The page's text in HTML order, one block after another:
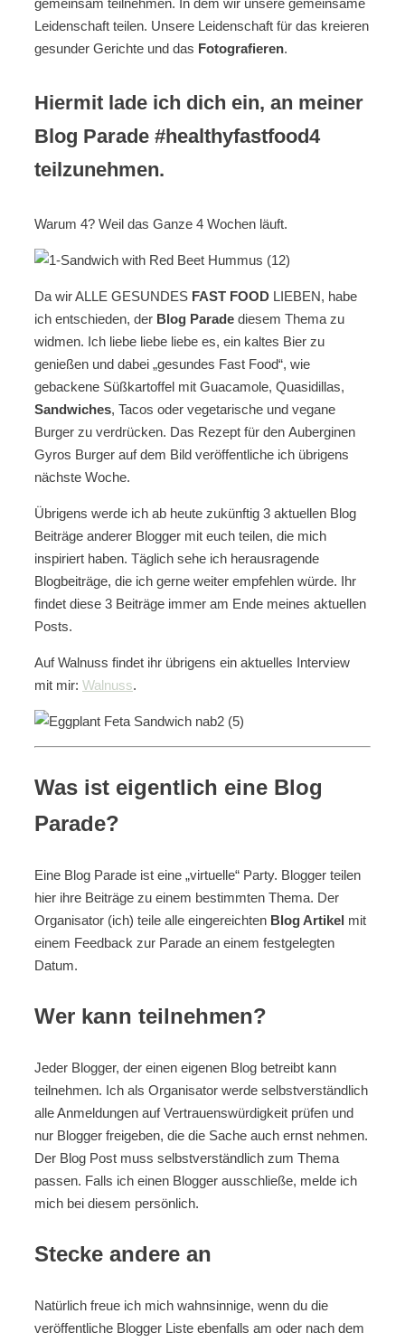
Leidenschaft teilen. Unsere Leidenschaft für das kreieren
gesunder Gerichte und das Fotografieren.
Hiermit lade ich dich ein, an meiner
Blog Parade #healthyfastfood4
teilzunehmen.
Warum 4? Weil das Ganze 4 Wochen läuft.
Da wir ALLE GESUNDES FAST FOOD LIEBEN, habe
ich entschieden, der Blog Parade diesem Thema zu
widmen. Ich liebe liebe liebe es, ein kaltes Bier zu
genießen und dabei „gesundes Fast Food“, wie
gebackene Süßkartoffel mit Guacamole, Quasidillas,
Sandwiches, Tacos oder vegetarische und vegane
Burger zu verdrücken. Das Rezept für den Auberginen
Gyros Burger auf dem Bild veröffentliche ich übrigens
nächste Woche.
Übrigens werde ich ab heute zukünftig 3 aktuellen Blog
Beiträge anderer Blogger mit euch teilen, die mich
inspiriert haben. Täglich sehe ich herausragende
Blogbeiträge, die ich gerne weiter empfehlen würde. Ihr
findet diese 3 Beiträge immer am Ende meines aktuellen
Posts.
Auf Walnuss findet ihr übrigens ein aktuelles Interview
mit mir: Walnuss.
Was ist eigentlich eine Blog
Parade?
Eine Blog Parade ist eine „virtuelle“ Party. Blogger teilen
hier ihre Beiträge zu einem bestimmten Thema. Der
Organisator (ich) teile alle eingereichten Blog Artikel mit
einem Feedback zur Parade an einem festgelegten
Datum.
Wer kann teilnehmen?
Jeder Blogger, der einen eigenen Blog betreibt kann
teilnehmen. Ich als Organisator werde selbstverständlich
alle Anmeldungen auf Vertrauenswürdigkeit prüfen und
nur Blogger freigeben, die die Sache auch ernst nehmen.
Der Blog Post muss selbstverständlich zum Thema
passen. Falls ich einen Blogger ausschließe, melde ich
mich bei diesem persönlich.
Stecke andere an
Natürlich freue ich mich wahnsinnige, wenn du die
veröffentliche Blogger Liste ebenfalls am oder nach dem